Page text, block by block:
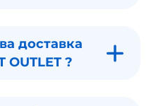
доставка
OUTLET ?